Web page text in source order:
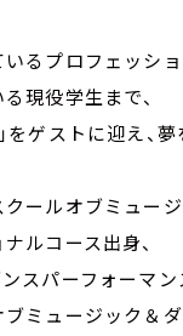
るプロフェッショ
現役学生まで、
をゲストに迎え、
ールオブミュー
ルコース出身、
ンスパーフォーマ
ミュージック＆